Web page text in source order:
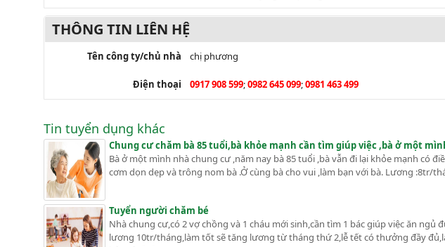
THÔNG TIN LIÊN HỆ
Tên công ty/chủ nhà chị phương
Điện thoại 0917 908 599;0982 645 099;0981 463 499
Tin tuyển dụng khác
Chung cư chăm bà 85 tuổi,bà khỏe mạnh cần tìm giúp việc ,bà ở một
Bà ở một mình nhà chung cư ,năm nay bà 85 tuổi ,bà vẫn đi lại khỏe mạnh có
cơm dọn dẹp và trông nom bà .Ở cùng bà cho vui ,làm bạn với bà. Lương :8tr/
Tuyển người chăm bé
Nhà chung cư,có 2 vợ chồng và 1 cháu mới sinh,cần tìm 1 bác giúp việc ăn
lương 10tr/tháng,làm tốt sẽ tăng lương từ tháng thứ 2,lễ tết có thưởng đầy